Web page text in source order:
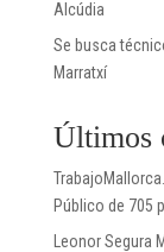
Alcúdia
Se busca
Marratxí
Últimos
Público de 705
Leonor Segura